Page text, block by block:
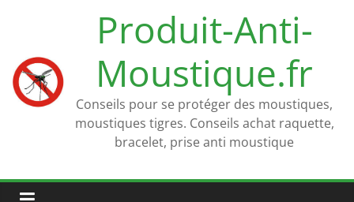
Produit-Anti-
Moustique.fr
Conseils pour se protéger des moustiques,
moustiques tigres. Conseils achat raquette,
bracelet, prise anti moustique